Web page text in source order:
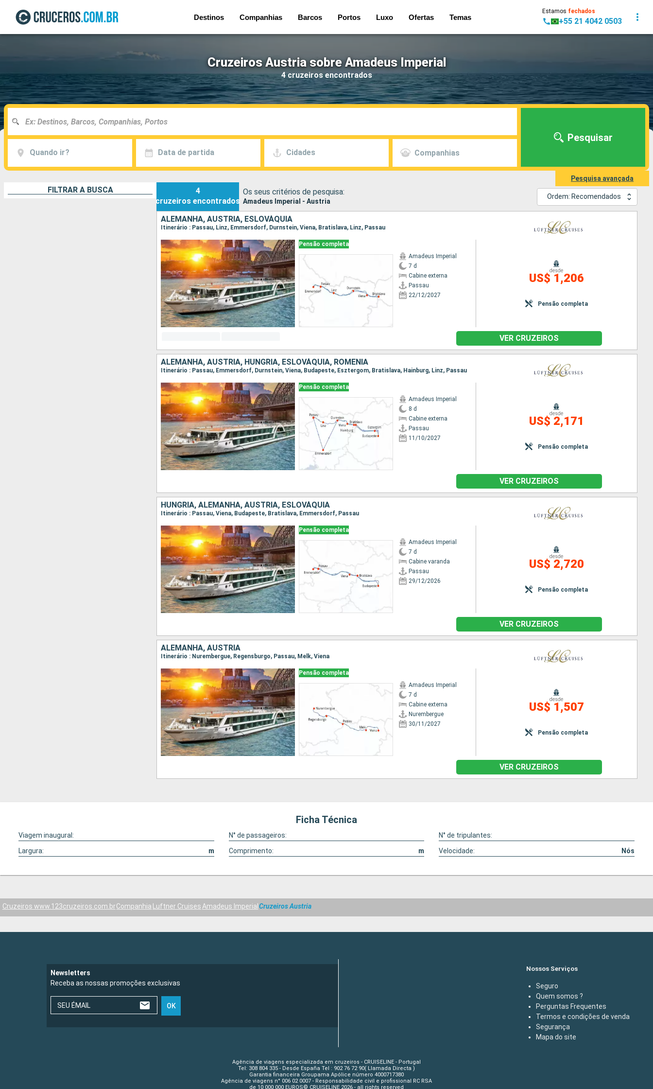
Destinos Companhias Barcos Portos Luxo Ofertas Temas
Estamos fechados
+55 21 4042 0503
Cruzeiros Austria sobre Amadeus Imperial
4 cruzeiros encontrados
Quando ir? Data de partida Cidades Companhias
Pesquisar
Pesquisa avançada
FILTRAR A BUSCA
4
cruzeiros encontrados
Os seus critérios de pesquisa:
Amadeus Imperial - Austria
Ordem: Recomendados
ALEMANHA, AUSTRIA, ESLOVÁQUIA
Itinerário : Passau, Linz, Emmersdorf, Durnstein, Viena, Bratislava, Linz, Passau
Pensão completa
Amadeus Imperial
7 d
Cabine externa
Passau
22/12/2027
desde
US$ 1,206
Pensão completa
VER CRUZEIROS
ALEMANHA, AUSTRIA, HUNGRIA, ESLOVÁQUIA, ROMÊNIA
Itinerário : Passau, Emmersdorf, Durnstein, Viena, Budapeste, Esztergom, Bratislava, Hainburg, Linz, Passau
Pensão completa
Amadeus Imperial
8 d
Cabine externa
Passau
11/10/2027
desde
US$ 2,171
Pensão completa
VER CRUZEIROS
HUNGRIA, ALEMANHA, AUSTRIA, ESLOVÁQUIA
Itinerário : Passau, Viena, Budapeste, Bratislava, Emmersdorf, Passau
Pensão completa
Amadeus Imperial
7 d
Cabine varanda
Passau
29/12/2026
desde
US$ 2,720
Pensão completa
VER CRUZEIROS
ALEMANHA, AUSTRIA
Itinerário : Nurembergue, Regensburgo, Passau, Melk, Viena
Pensão completa
Amadeus Imperial
7 d
Cabine externa
Nurembergue
30/11/2027
desde
US$ 1,507
Pensão completa
VER CRUZEIROS
Ficha Técnica
Viagem inaugural: N° de passageiros:
N° de tripulantes:
Largura:
m Comprimento: m Velocidade: Nós
Cruzeiros www.123cruzeiros.com.brCompanhia Luftner CruisesAmadeus Imperial Cruzeiros Austria
Newsletters
Receba as nossas promoções exclusivas
SEU ÉMAIL OK
Nossos Serviços
Seguro
Quem somos ?
Perguntas Frequentes
Termos e condições de venda
Segurança
Mapa do site
Agência de viagens especializada em cruzeiros - CRUISELINE - Portugal
Tel: 308 804 335 - Desde España Tel : 902 76 72 90( Llamada Directa )
Garantia financeira Groupama Apólice número 4000717380
Agência de viagens n° 006 02 0007 - Responsabilidade civil e profissional RC RSA
de 10 000 000 EUROS© CRUISELINE 2026 - all rights reserved